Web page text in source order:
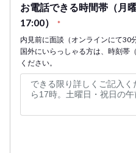
お電話できる時間帯（月
17:00）
*
内見前に面談（オンラインにて30
国外にいらっしゃる方は、時刻帯
ください。